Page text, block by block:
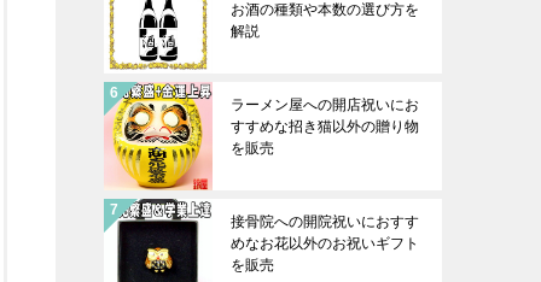
お酒の種類や本数の選び方を
解説
ラーメン屋への開店祝いにお
すすめな招き猫以外の贈り物
を販売
接骨院への開院祝いにおすす
めなお花以外のお祝いギフト
を販売